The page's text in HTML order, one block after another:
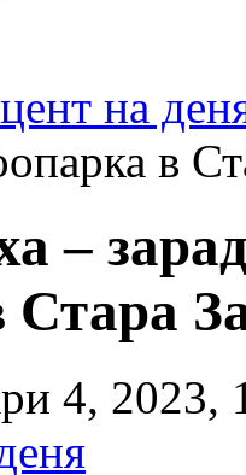
на
в
–
Стара
4, 2023,